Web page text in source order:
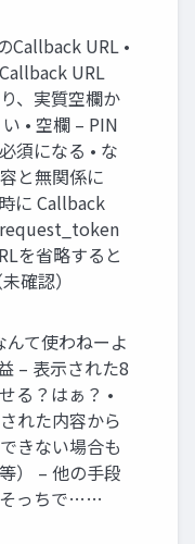
Callback URL •
URL
、実質空欄か
• 空欄 – PIN
須になる • な
と無関係に
に Callback
を省略すると
確認）
て使わねーよ
– 表示された8
る？はぁ？ •
れた内容から
きない場合も
） – 他の手段
そっちで……